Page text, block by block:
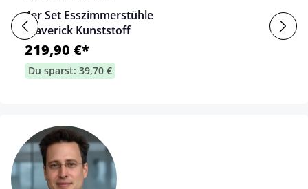
4er Set Esszimmerstühle
Maverick Kunststoff
219,90 €*
Du sparst: 39,70 €